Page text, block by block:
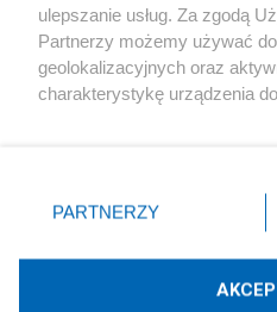
X Facebook
ulepszanie usług. Za zgodą
Partnerzy możemy używać
geolokalizacyjnych oraz
charakterystykę urządzenia
zmienić/wycofać klikając
znajdujący się w lewym
rodzaje przetwarzania
użytkownika, ale masz prawo
przetwarzaniu. Preferencje
PARTNERZY